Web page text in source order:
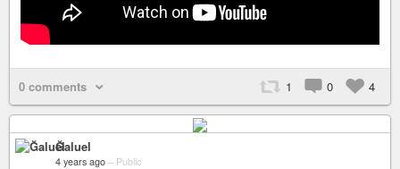
0 comments 1 0 4
Ğaluel
4 years ago – Public